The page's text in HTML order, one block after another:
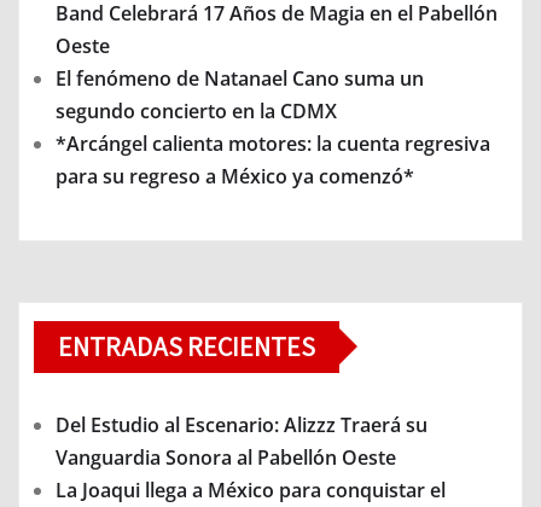
Band Celebrará 17 Años de Magia en el Pabellón
Oeste
El fenómeno de Natanael Cano suma un
segundo concierto en la CDMX
*Arcángel calienta motores: la cuenta regresiva
para su regreso a México ya comenzó*
ENTRADAS RECIENTES
Del Estudio al Escenario: Alizzz Traerá su
Vanguardia Sonora al Pabellón Oeste
La Joaqui llega a México para conquistar el